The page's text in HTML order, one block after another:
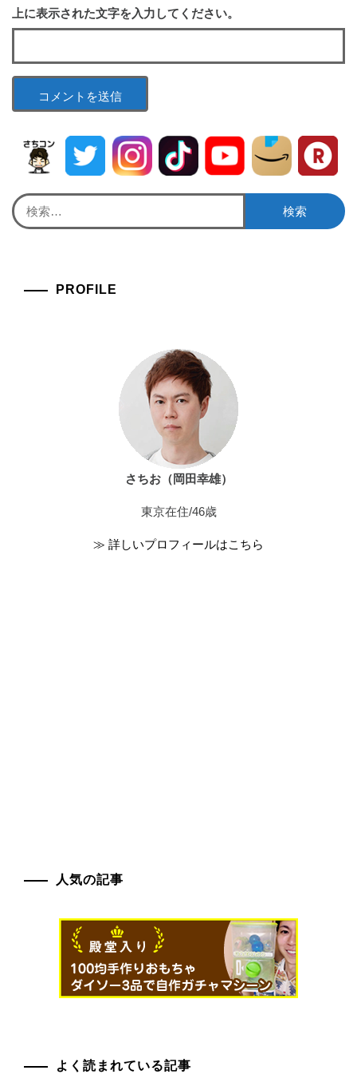
上に表示された文字を入力してください。
検
索:
PROFILE
さちお（岡田幸雄）
東京在住/46歳
≫ 詳しいプロフィールはこちら
人気の記事
よく読まれている記事